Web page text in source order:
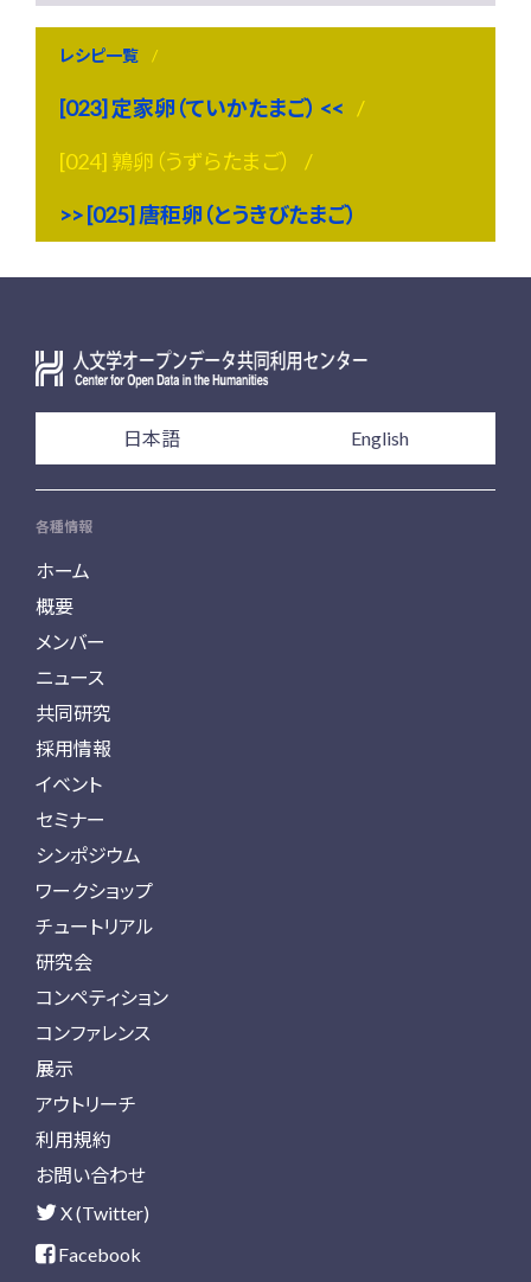
レシピ一覧
[023] 定家卵（ていかたまご） <<
[024] 鶉卵（うずらたまご）
>> [025] 唐秬卵（とうきびたまご）
日本語 English
各種情報
ホーム
概要
メンバー
ニュース
共同研究
採用情報
イベント
セミナー
シンポジウム
ワークショップ
チュートリアル
研究会
コンペティション
コンファレンス
展示
アウトリーチ
利用規約
お問い合わせ
X (Twitter)
Facebook